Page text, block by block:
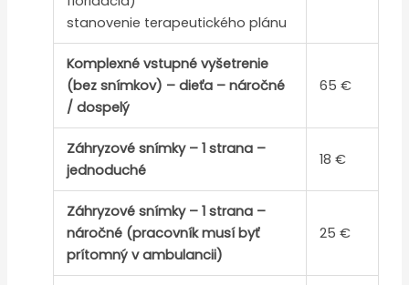
stanovenie terapeutického plánu
Komplexné vstupné vyšetrenie
(bez snímkov) – dieťa – náročné
/ dospelý
65 €
Záhryzové snímky – 1 strana –
jednoduché
18 €
Záhryzové snímky – 1 strana –
náročné (pracovník musí byť
prítomný v ambulancii)
25 €